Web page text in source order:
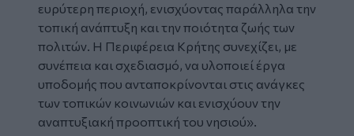
ευρύτερη περιοχή, ενισχύοντας παράλληλα την
τοπική ανάπτυξη και την ποιότητα ζωής των
πολιτών. Η Περιφέρεια Κρήτης συνεχίζει, με
συνέπεια και σχεδιασμό, να υλοποιεί έργα
υποδομής που ανταποκρίνονται στις ανάγκες
των τοπικών κοινωνιών και ενισχύουν την
αναπτυξιακή προοπτική του νησιού».